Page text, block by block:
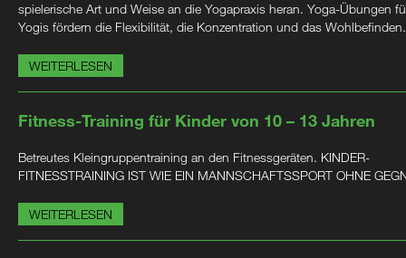
spielerische Art und Weise an die Yogapraxis heran. Yoga-Übungen
Yogis fördern die Flexibilität, die Konzentration und das Wohlbefinden.
WEITERLESEN
Fitness-Training für Kinder von 10 – 13 Jahren
Betreutes Kleingruppentraining an den Fitnessgeräten. KINDER-
FITNESSTRAINING IST WIE EIN MANNSCHAFTSSPORT OHNE
WEITERLESEN